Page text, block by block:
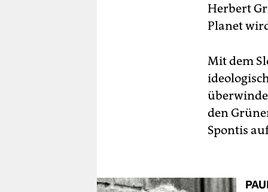
Herbert
Planet
Mit dem
den
Spontis